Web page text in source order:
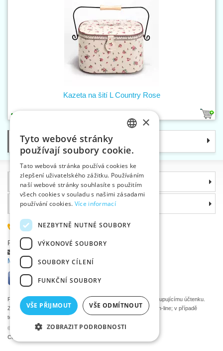
Kazeta na šití L Country Rose
Kategorie
Informace
©2026 Velkoobchod textilní galanterie VTC a.s., Uničov
Ceny se zobrazí po přihlášení.
Proč si zvolit právě nás
585 051 217
Plzeňská 868, 783 91 Uničov, Česká republika
Položit dotaz
Máte problémy s přihlášením ?
Podle zákona o evidenci tržeb je prodávající povinen vystavit kupujícímu účtenku.
Zároveň je povinen zaevidovat přijatou tržbu u správce daně on-line; v případě
technického výpadku pak nejpozději do 48 hodin.
ENGLISH
GERMAN
×
Tyto webové stránky
používají soubory cookie.
Tato webová stránka používá cookies ke
zlepšení uživatelského zážitku. Používáním
naší webové stránky souhlasíte s použitím
všech cookies v souladu s našimi zásadami
používání cookies. Více informací
NEZBYTNĚ NUTNÉ SOUBORY
VÝKONOVÉ SOUBORY
SOUBORY CÍLENÍ
FUNKČNÍ SOUBORY
VŠE PŘIJMOUT VŠE ODMÍTNOUT
ZOBRAZIT PODROBNOSTI